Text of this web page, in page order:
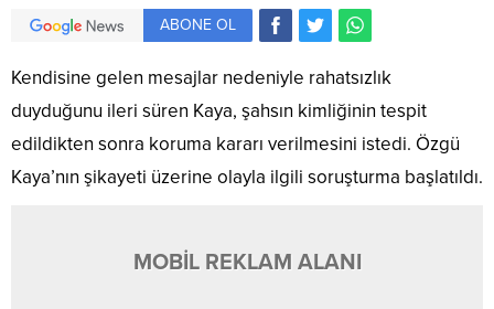
ABONE OL
Kendisine gelen mesajlar nedeniyle rahatsızlık
duyduğunu ileri süren Kaya, şahsın kimliğinin tespit
edildikten sonra koruma kararı verilmesini istedi. Özgü
Kaya’nın şikayeti üzerine olayla ilgili soruşturma başlatıldı.
MOBİL REKLAM ALANI